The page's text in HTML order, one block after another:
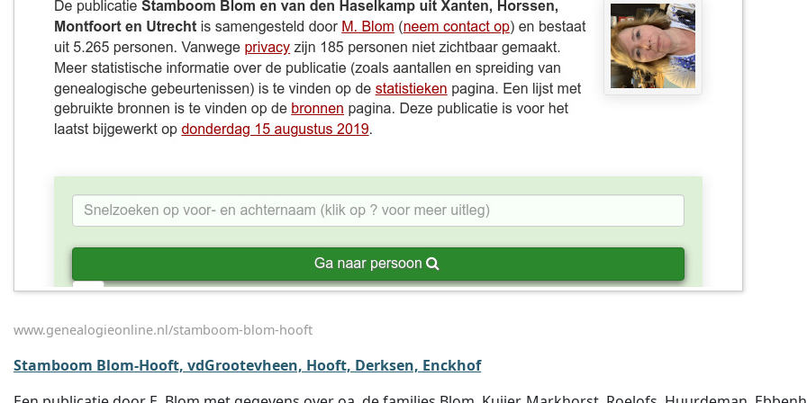
www.genealogieonline.nl/stamboom-blom-hooft
Stamboom Blom-Hooft, vdGrootevheen, Hooft, Derksen, Enckhof